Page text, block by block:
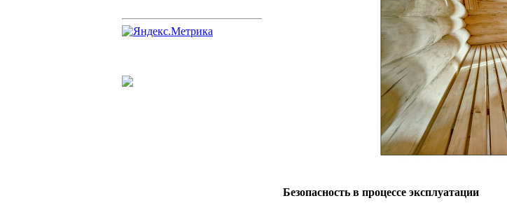
Безопасность в процессе эксплуатации